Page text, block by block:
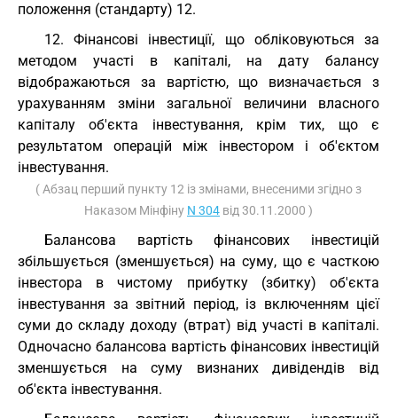
положення (стандарту) 12.
12. Фінансові інвестиції, що обліковуються за
методом участі в капіталі, на дату балансу
відображаються за вартістю, що визначається з
урахуванням зміни загальної величини власного
капіталу об'єкта інвестування, крім тих, що є
результатом операцій між інвестором і об'єктом
інвестування.
( Абзац перший пункту 12 із змінами, внесеними згідно з
Наказом Мінфіну N 304 від 30.11.2000 )
Балансова вартість фінансових інвестицій
збільшується (зменшується) на суму, що є часткою
інвестора в чистому прибутку (збитку) об'єкта
інвестування за звітний період, із включенням цієї
суми до складу доходу (втрат) від участі в капіталі.
Одночасно балансова вартість фінансових інвестицій
зменшується на суму визнаних дивідендів від
об'єкта інвестування.